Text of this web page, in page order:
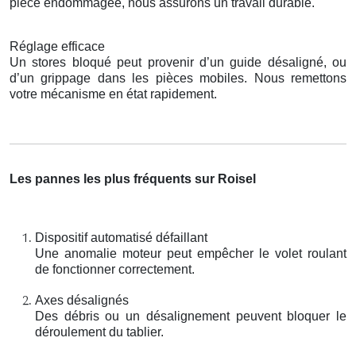
Réglage efficace
Un stores bloqué peut provenir d’un guide désaligné, ou
d’un grippage dans les pièces mobiles. Nous remettons
votre mécanisme en état rapidement.
Les pannes les plus fréquents sur Roisel
Dispositif automatisé défaillant
Une anomalie moteur peut empêcher le volet roulant
de fonctionner correctement.
Axes désalignés
Des débris ou un désalignement peuvent bloquer le
déroulement du tablier.